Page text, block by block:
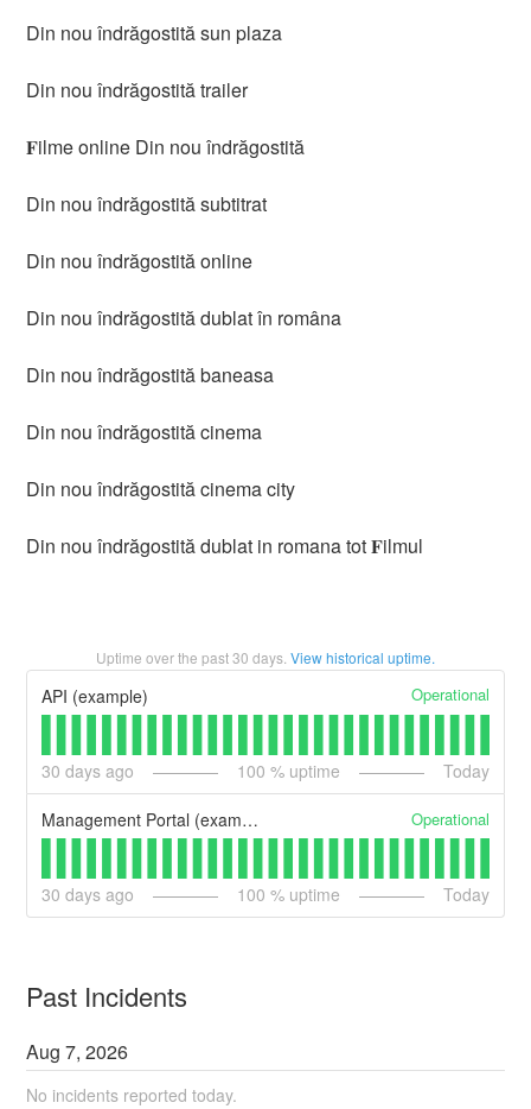
Din nou îndrăgostită sun plaza
Din nou îndrăgostită trailer
𝐅ilme online Din nou îndrăgostită
Din nou îndrăgostită subtitrat
Din nou îndrăgostită online
Din nou îndrăgostită dublat în româna
Din nou îndrăgostită baneasa
Din nou îndrăgostită cinema
Din nou îndrăgostită cinema city
Din nou îndrăgostită dublat in romana tot 𝐅ilmul
Uptime over the past30 days. View historical uptime.
API (example) Operational
30 days ago 100 % uptime Today
Management Portal (example) Operational
30 days ago 100 % uptime Today
Past Incidents
Aug7,2026
No incidents reported today.